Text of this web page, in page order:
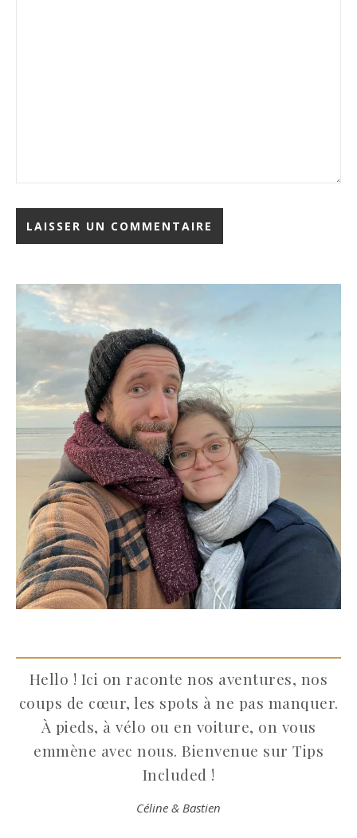
Hello ! Ici on raconte nos aventures, nos
coups de cœur, les spots à ne pas manquer.
À pieds, à vélo ou en voiture, on vous
emmène avec nous. Bienvenue sur Tips
Included !
Céline & Bastien